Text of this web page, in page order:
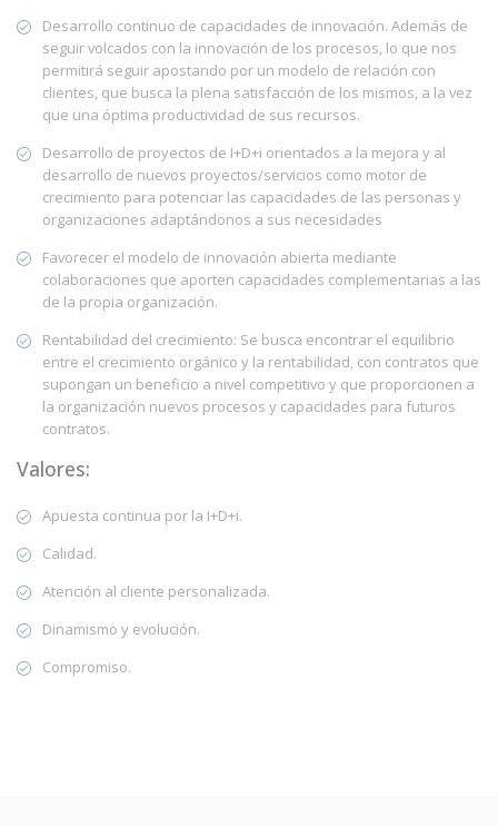
Desarrollo continuo de capacidades de innovación. Además de
seguir volcados con la innovación de los procesos, lo que nos
permitirá seguir apostando por un modelo de relación con
clientes, que busca la plena satisfacción de los mismos, a la vez
que una óptima productividad de sus recursos.
Desarrollo de proyectos de I+D+i orientados a la mejora y al
desarrollo de nuevos proyectos/servicios como motor de
crecimiento para potenciar las capacidades de las personas y
organizaciones adaptándonos a sus necesidades
Favorecer el modelo de innovación abierta mediante
colaboraciones que aporten capacidades complementarias a las
de la propia organización.
Rentabilidad del crecimiento: Se busca encontrar el equilibrio
entre el crecimiento orgánico y la rentabilidad, con contratos que
supongan un beneficio a nivel competitivo y que proporcionen a
la organización nuevos procesos y capacidades para futuros
contratos.
Valores:
Apuesta continua por la I+D+i.
Calidad.
Atención al cliente personalizada.
Dinamismo y evolución.
Compromiso.